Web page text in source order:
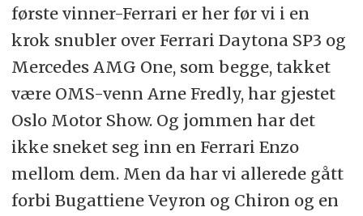
første vinner-Ferrari er her før vi i en
krok snubler over Ferrari Daytona SP3 og
Mercedes AMG One, som begge, takket
være OMS-venn Arne Fredly, har gjestet
Oslo Motor Show. Og jommen har det
ikke sneket seg inn en Ferrari Enzo
mellom dem. Men da har vi allerede gått
forbi Bugattiene Veyron og Chiron og en